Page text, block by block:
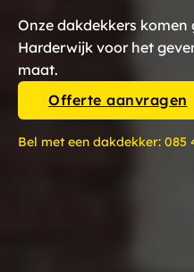
Onze dakdekkers komen
Harderwijk voor het
maat.
Offerte aanvragen
Bel met een dakdekker: 085